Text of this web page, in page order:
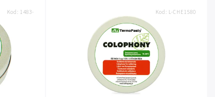
Kod: 1483- Kod: L-CHE1580